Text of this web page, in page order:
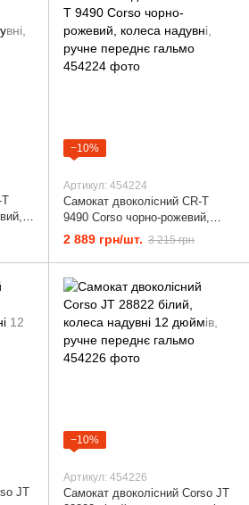
T
−10%
Артикул: 454224
Самокат двоколісний CR-T
9490 Corso чорно-рожевий,
колеса надувні, ручне переднє
2 889 грн/шт. 3 215 грн
JT
−10%
Артикул: 454226
Самокат двоколісний Corso JT